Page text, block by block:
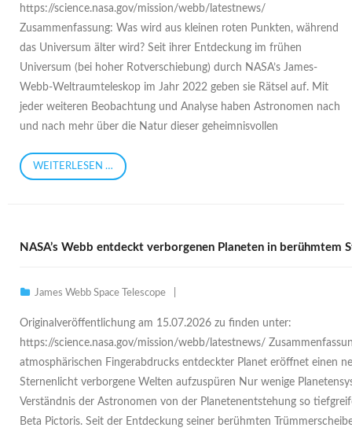
https://science.nasa.gov/mission/webb/latestnews/
Zusammenfassung: Was wird aus kleinen roten Punkten, während
das Universum älter wird? Seit ihrer Entdeckung im frühen
Universum (bei hoher Rotverschiebung) durch NASA’s James-
Webb-Weltraumteleskop im Jahr 2022 geben sie Rätsel auf. Mit
jeder weiteren Beobachtung und Analyse haben Astronomen nach
und nach mehr über die Natur dieser geheimnisvollen
WEITERLESEN …
NASA’s Webb entdeckt verborgenen Planeten in berühmtem
James Webb Space Telescope
Originalveröffentlichung am 15.07.2026 zu finden unter:
https://science.nasa.gov/mission/webb/latestnews/
atmosphärischen Fingerabdrucks entdeckter Planet eröffnet einen
Sternenlicht verborgene Welten aufzuspüren Nur wenige
Verständnis der Astronomen von der Planetenentstehung so
Beta Pictoris. Seit der Entdeckung seiner berühmten